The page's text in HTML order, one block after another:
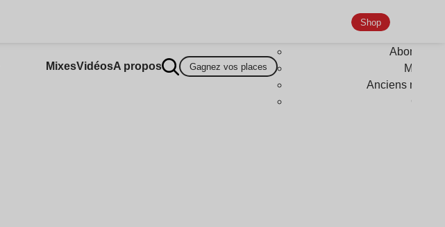
MixesVidéosA propos Gagnez vos places
Shop
Anciens